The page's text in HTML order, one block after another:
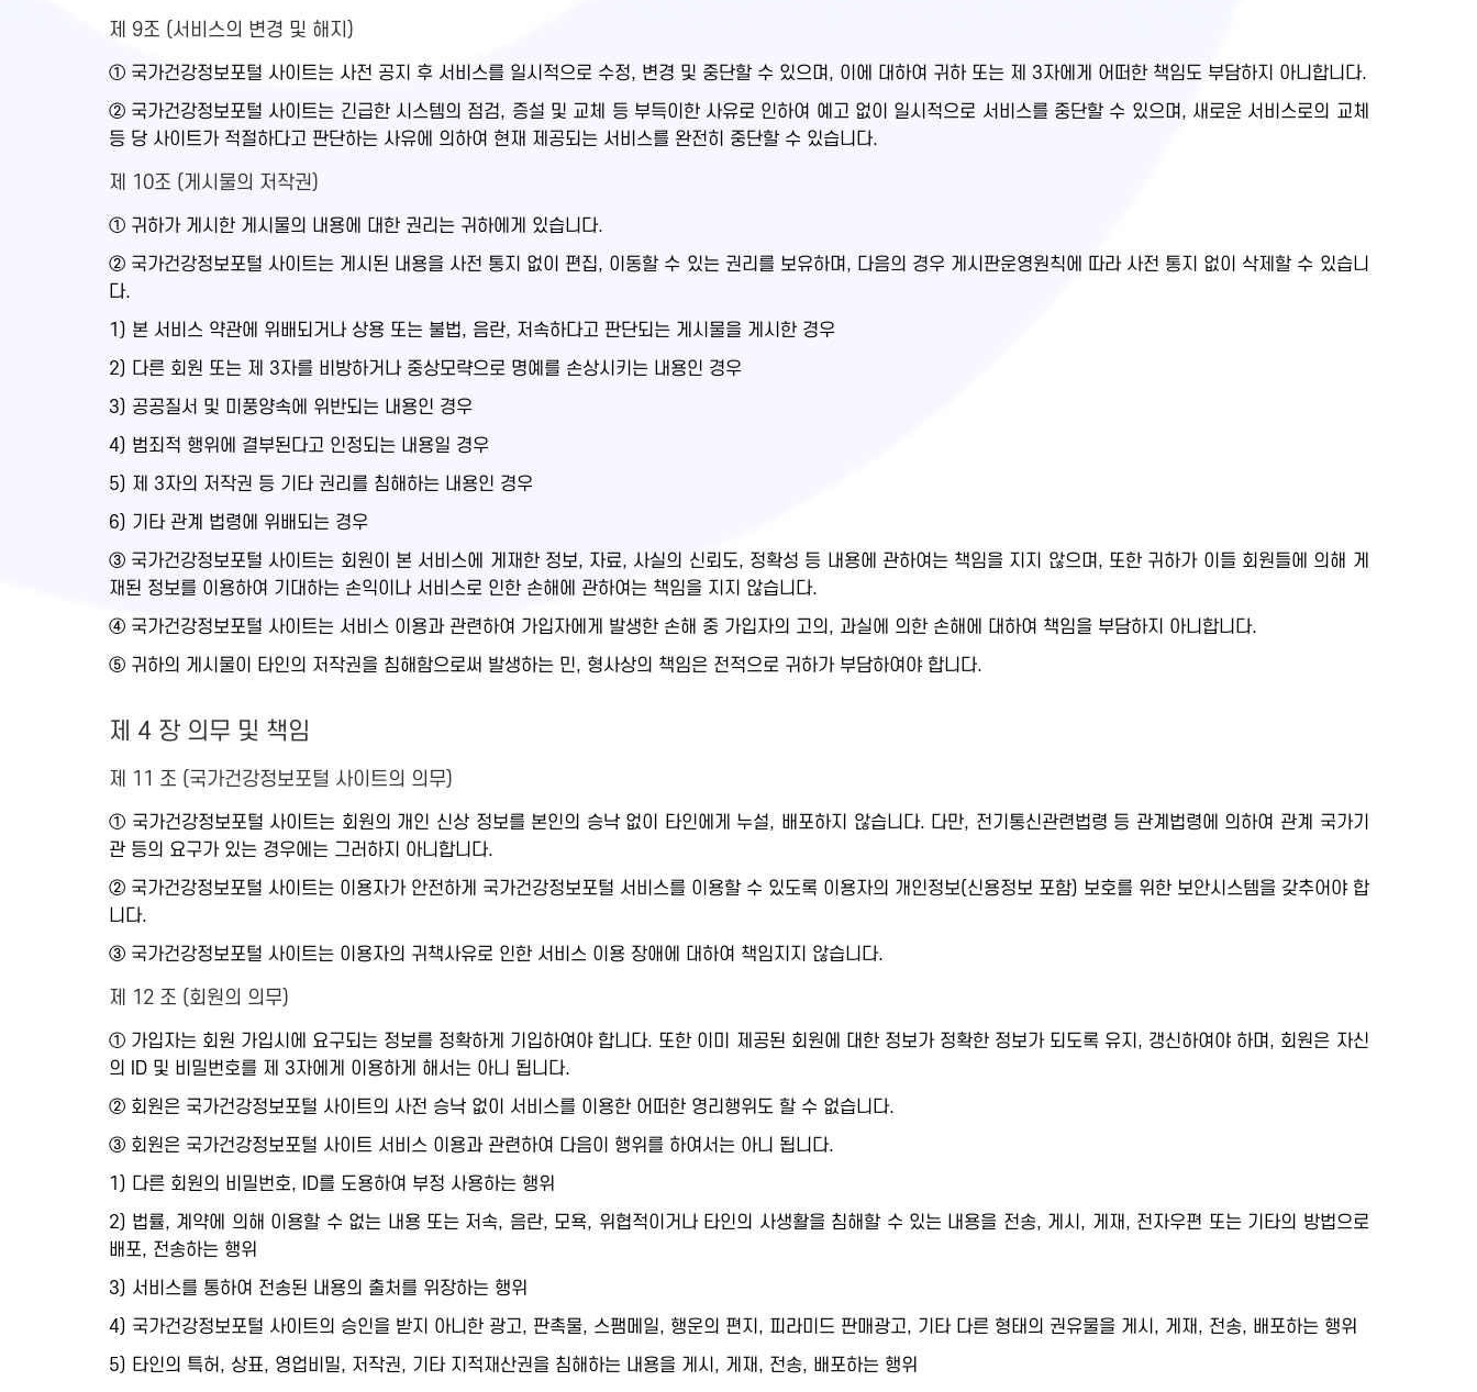
제 9조 (서비스의 변경 및 해지)
① 국가건강정보포털 사이트는 사전 공지 후 서비스를 일시적으로 수정, 변경 및 중단할 수 있으며, 이에 대하여 귀하 또는 제 3자에게 어떠한 책임도 부담하지 아니합니다.
② 국가건강정보포털 사이트는 긴급한 시스템의 점검, 증설 및 교체 등 부득이한 사유로 인하여 예고 없이 일시적으로 서비스를 중단할 수 있으며, 새로운 서비스로의 교체
등 당 사이트가 적절하다고 판단하는 사유에 의하여 현재 제공되는 서비스를 완전히 중단할 수 있습니다.
제 10조 (게시물의 저작권)
① 귀하가 게시한 게시물의 내용에 대한 권리는 귀하에게 있습니다.
② 국가건강정보포털 사이트는 게시된 내용을 사전 통지 없이 편집, 이동할 수 있는 권리를 보유하며, 다음의 경우 게시판운영원칙에 따라 사전 통지 없이 삭제할 수 있습니
다.
1) 본 서비스 약관에 위배되거나 상용 또는 불법, 음란, 저속하다고 판단되는 게시물을 게시한 경우
2) 다른 회원 또는 제 3자를 비방하거나 중상모략으로 명예를 손상시키는 내용인 경우
3) 공공질서 및 미풍양속에 위반되는 내용인 경우
4) 범죄적 행위에 결부된다고 인정되는 내용일 경우
5) 제 3자의 저작권 등 기타 권리를 침해하는 내용인 경우
6) 기타 관계 법령에 위배되는 경우
③ 국가건강정보포털 사이트는 회원이 본 서비스에 게재한 정보, 자료, 사실의 신뢰도, 정확성 등 내용에 관하여는 책임을 지지 않으며, 또한 귀하가 이들 회원들에 의해 게
재된 정보를 이용하여 기대하는 손익이나 서비스로 인한 손해에 관하여는 책임을 지지 않습니다.
④ 국가건강정보포털 사이트는 서비스 이용과 관련하여 가입자에게 발생한 손해 중 가입자의 고의, 과실에 의한 손해에 대하여 책임을 부담하지 아니합니다.
⑤ 귀하의 게시물이 타인의 저작권을 침해함으로써 발생하는 민, 형사상의 책임은 전적으로 귀하가 부담하여야 합니다.
제 4 장 의무 및 책임
제 11 조 (국가건강정보포털 사이트의 의무)
① 국가건강정보포털 사이트는 회원의 개인 신상 정보를 본인의 승낙 없이 타인에게 누설, 배포하지 않습니다. 다만, 전기통신관련법령 등 관계법령에 의하여 관계 국가기
관 등의 요구가 있는 경우에는 그러하지 아니합니다.
② 국가건강정보포털 사이트는 이용자가 안전하게 국가건강정보포털 서비스를 이용할 수 있도록 이용자의 개인정보(신용정보 포함) 보호를 위한 보안시스템을 갖추어야 합
니다.
③ 국가건강정보포털 사이트는 이용자의 귀책사유로 인한 서비스 이용 장애에 대하여 책임지지 않습니다.
제 12 조 (회원의 의무)
① 가입자는 회원 가입시에 요구되는 정보를 정확하게 기입하여야 합니다. 또한 이미 제공된 회원에 대한 정보가 정확한 정보가 되도록 유지, 갱신하여야 하며, 회원은 자신
의 ID 및 비밀번호를 제 3자에게 이용하게 해서는 아니 됩니다.
② 회원은 국가건강정보포털 사이트의 사전 승낙 없이 서비스를 이용한 어떠한 영리행위도 할 수 없습니다.
③ 회원은 국가건강정보포털 사이트 서비스 이용과 관련하여 다음이 행위를 하여서는 아니 됩니다.
1) 다른 회원의 비밀번호, ID를 도용하여 부정 사용하는 행위
2) 법률, 계약에 의해 이용할 수 없는 내용 또는 저속, 음란, 모욕, 위협적이거나 타인의 사생활을 침해할 수 있는 내용을 전송, 게시, 게재, 전자우편 또는 기타의 방법으로
배포, 전송하는 행위
3) 서비스를 통하여 전송된 내용의 출처를 위장하는 행위
4) 국가건강정보포털 사이트의 승인을 받지 아니한 광고, 판촉물, 스팸메일, 행운의 편지, 피라미드 판매광고, 기타 다른 형태의 권유물을 게시, 게재, 전송, 배포하는 행위
5) 타인의 특허, 상표, 영업비밀, 저작권, 기타 지적재산권을 침해하는 내용을 게시, 게재, 전송, 배포하는 행위